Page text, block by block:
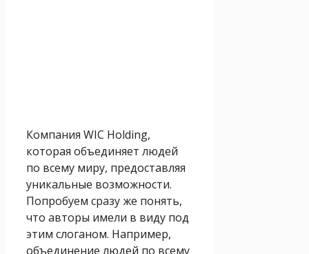
Компания WIC Holding,
которая объединяет людей
по всему миру, предоставляя
уникальные возможности.
Попробуем сразу же понять,
что авторы имели в виду под
этим слоганом. Например,
объединение людей по всему